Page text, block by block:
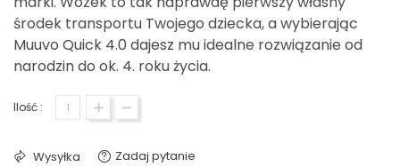
środek transportu Twojego dziecka, a wybierając
Muuvo Quick 4.0 dajesz mu idealne rozwiązanie od
narodzin do ok. 4. roku życia.
Ilość :
Wysyłka Zadaj pytanie